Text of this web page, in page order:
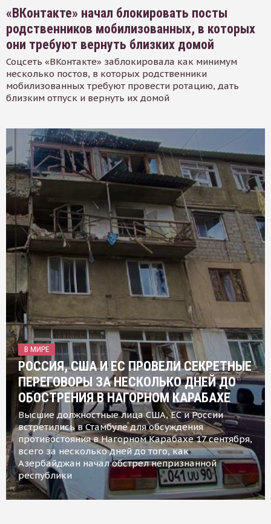
«ВКонтакте» начал блокировать посты
родственников мобилизованных, в которых
они требуют вернуть близких домой
Соцсеть «ВКонтакте» заблокировала как минимум
несколько постов, в которых родственники
мобилизованных требуют провести ротацию, дать
близким отпуск и вернуть их домой
В МИРЕ
РОССИЯ, США И ЕС ПРОВЕЛИ СЕКРЕТНЫЕ
ПЕРЕГОВОРЫ ЗА НЕСКОЛЬКО ДНЕЙ ДО
ОБОСТРЕНИЯ В НАГОРНОМ КАРАБАХЕ
Высшие должностные лица США, ЕС и России
встретились в Стамбуле для обсуждения
противостояния в Нагорном Карабахе 17 сентября,
всего за несколько дней до того, как
Азербайджан начал обстрел непризнанной
республики